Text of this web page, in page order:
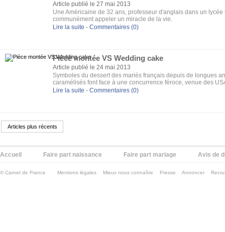
Article publié le 27 mai 2013
Une Américaine de 32 ans, professeur d'anglais dans un
communément appeler un miracle de la vie.
Lire la suite - Commentaires (0)
Pièce montée VS Wedding cake
Article publié le 24 mai 2013
Symboles du dessert des mariés français depuis de longues
caramélisés font face à une concurrence féroce, venue des
Lire la suite - Commentaires (0)
Articles plus récents
Accueil Faire part naissance Faire part mariage Avis de
© Carnet de France Mentions légales Mieux nous connaître Presse Annoncer